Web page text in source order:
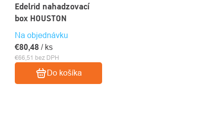
Edelrid nahadzovací
box HOUSTON
Na objednávku
€66,51 bez DPH
€80,48 / ks
Do košíka